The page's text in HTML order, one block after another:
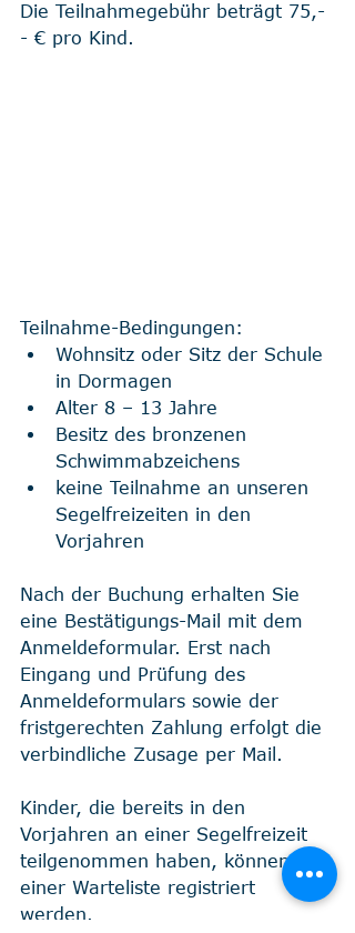
Die Teilnahmegebühr beträgt 75,-
- € pro Kind.
Teilnahme-Bedingungen:
Wohnsitz oder Sitz der Schule
in Dormagen
Alter 8 – 13 Jahre
Besitz des bronzenen
Schwimmabzeichens
keine Teilnahme an unseren
Segelfreizeiten in den
Vorjahren
Nach der Buchung erhalten Sie
eine Bestätigungs-Mail mit dem
Anmeldeformular. Erst nach
Eingang und Prüfung des
Anmeldeformulars sowie der
fristgerechten Zahlung erfolgt die
verbindliche Zusage per Mail.
Kinder, die bereits in den
Vorjahren an einer Segelfreizeit
teilgenommen haben, können auf
einer Warteliste registriert
werden.